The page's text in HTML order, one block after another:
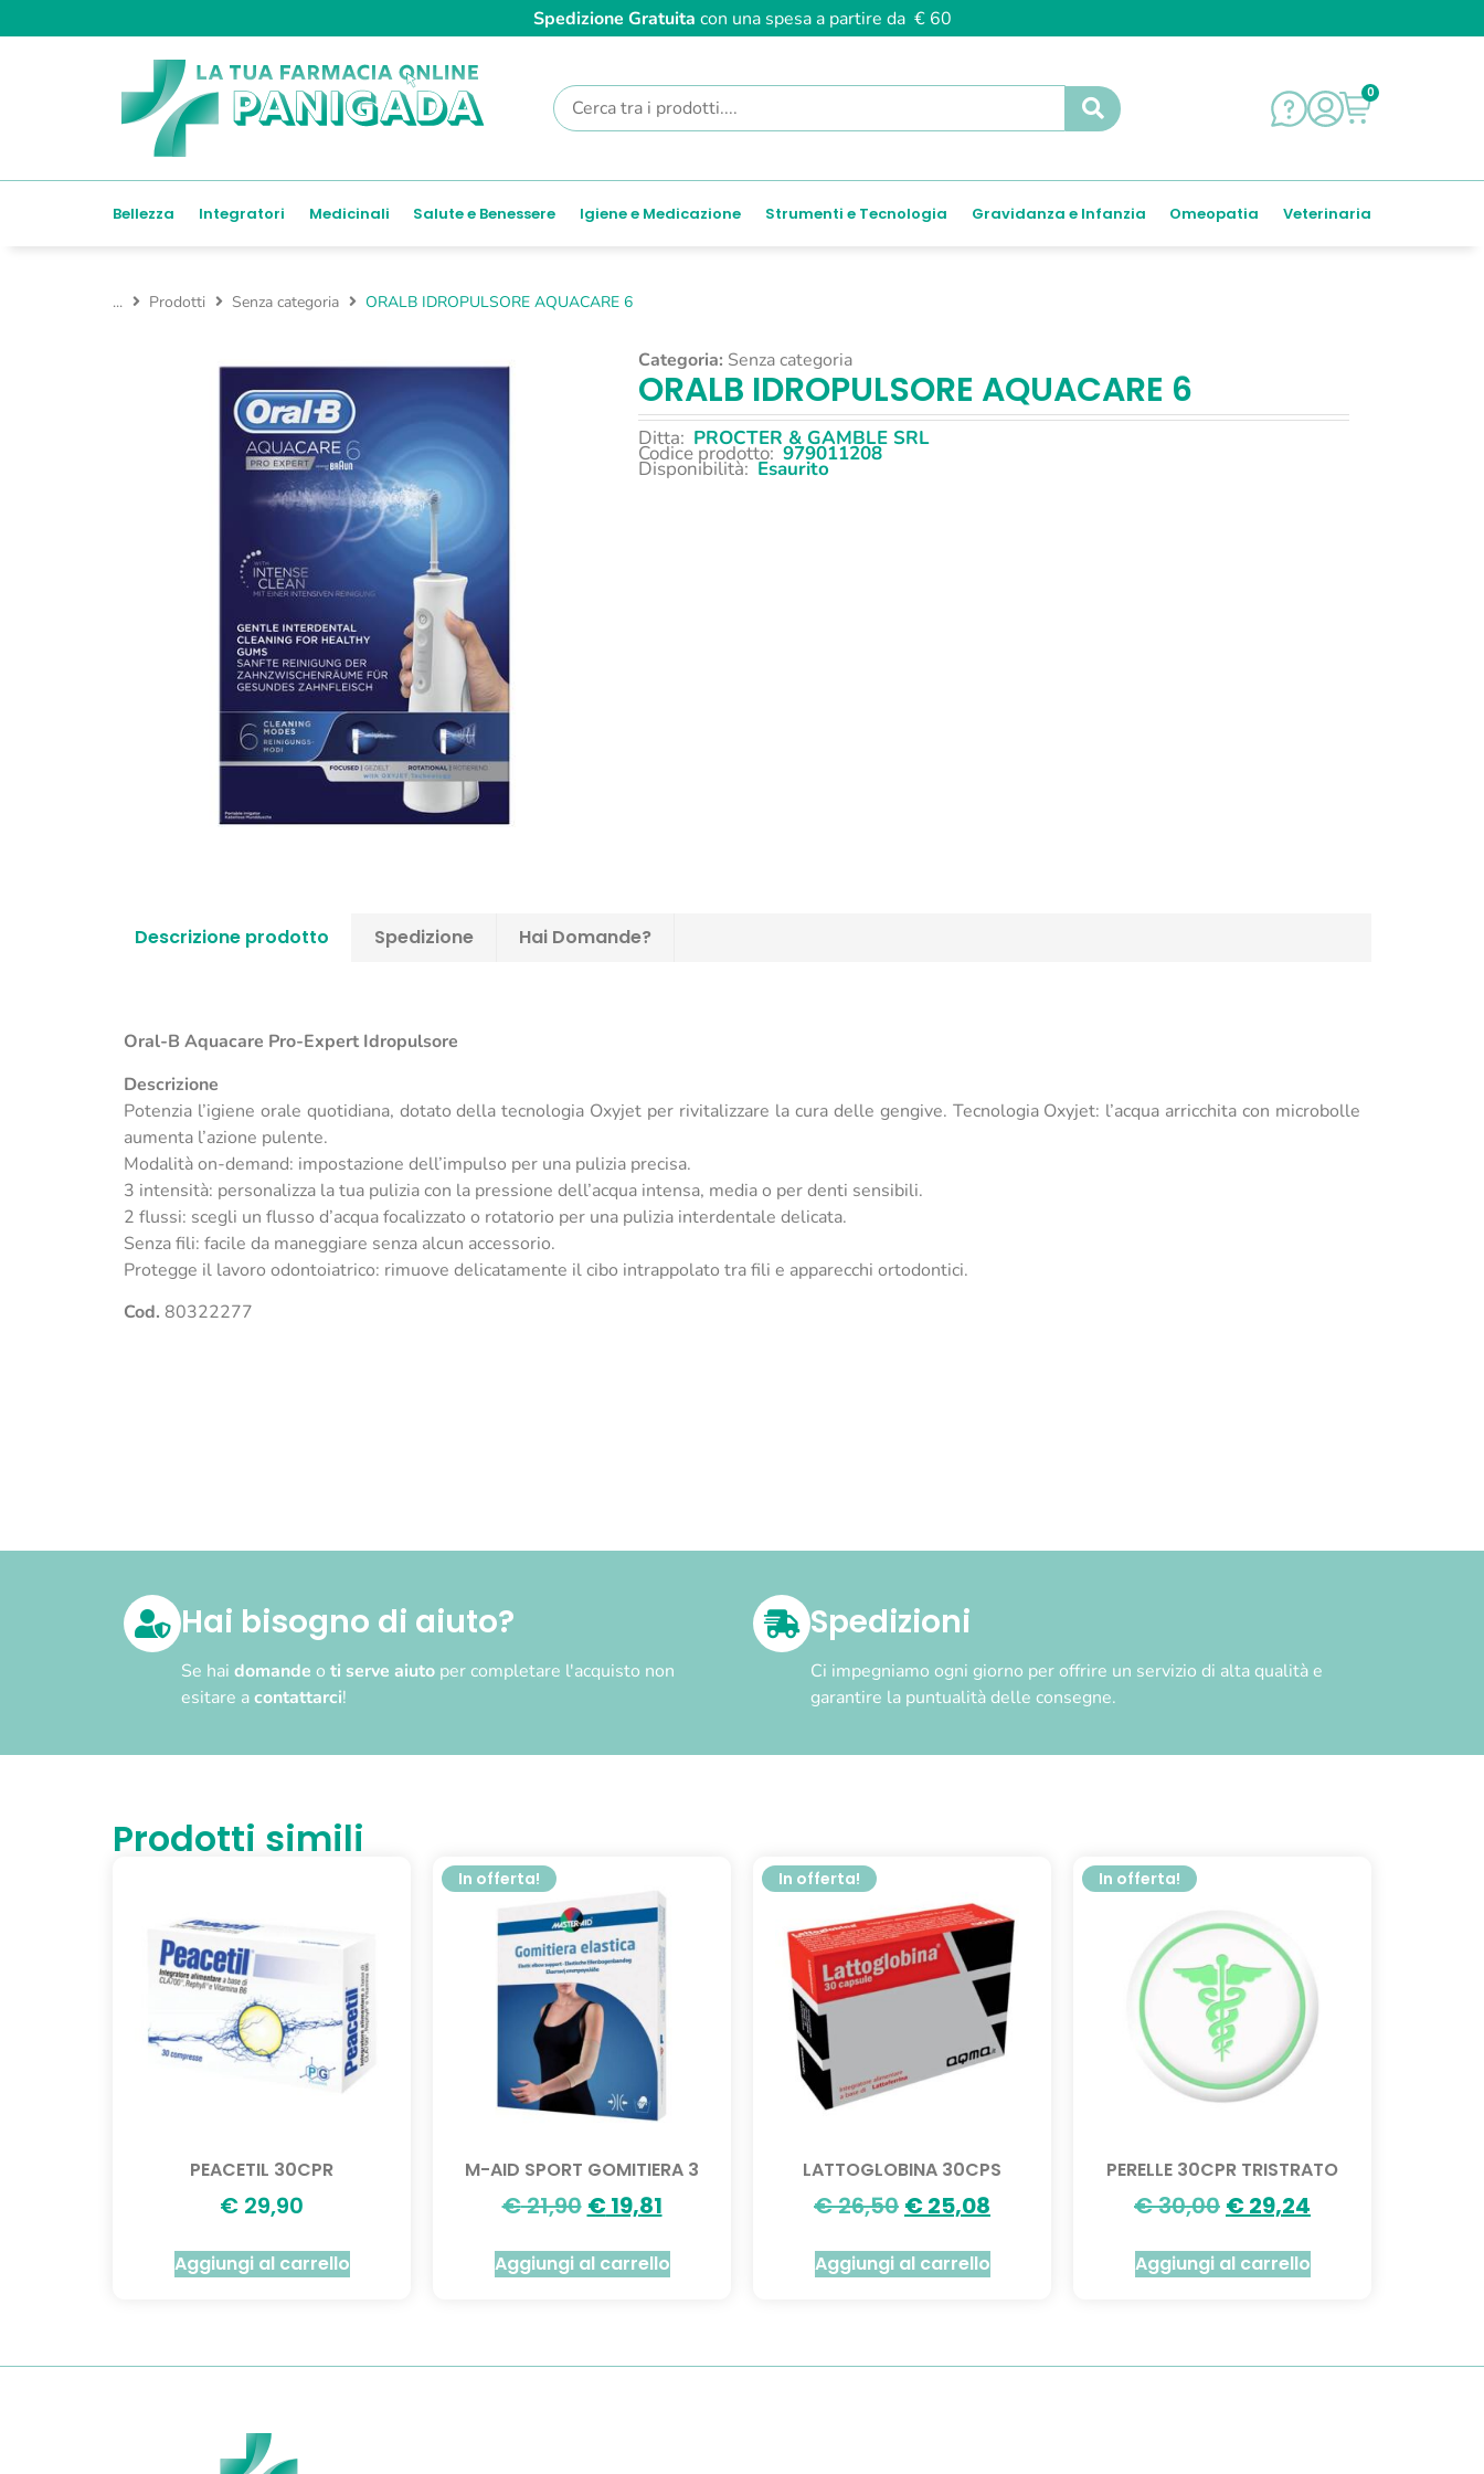
Spedizione Gratuita con una spesa a partire da € 60
0
Bellezza Integratori Medicinali Salute e Benessere Igiene e Medicazione Strumenti e Tecnologia Gravidanza e Infanzia Omeopatia Veterinaria
... Prodotti Senza categoria ORALB IDROPULSORE AQUACARE 6
Categoria: Senza categoria
ORALB IDROPULSORE AQUACARE 6
Ditta: PROCTER & GAMBLE SRL
Codice prodotto: 979011208
Disponibilità: Esaurito
Descrizione prodotto Spedizione Hai Domande?
Oral-B Aquacare Pro-Expert Idropulsore
Descrizione
Potenzia l’igiene orale quotidiana, dotato della tecnologia Oxyjet per rivitalizzare la cura delle gengive. Tecnologia Oxyjet: l’acqua arricchita con microbolle
aumenta l’azione pulente.
Modalità on-demand: impostazione dell’impulso per una pulizia precisa.
3 intensità: personalizza la tua pulizia con la pressione dell’acqua intensa, media o per denti sensibili.
2 flussi: scegli un flusso d’acqua focalizzato o rotatorio per una pulizia interdentale delicata.
Senza fili: facile da maneggiare senza alcun accessorio.
Protegge il lavoro odontoiatrico: rimuove delicatamente il cibo intrappolato tra fili e apparecchi ortodontici.
Cod. 80322277
Hai bisogno di aiuto?
Se hai domande o ti serve aiuto per completare l'acquisto non
esitare acontattarci!
Spedizioni
Ci impegniamo ogni giorno per offrire un servizio di alta qualità e
garantire la puntualità delle consegne.
Prodotti simili
PEACETIL 30CPR
€ 29,90
Aggiungi al carrello
In offerta!
M-AID SPORT GOMITIERA 3
€21,90 €19,81
Aggiungi al carrello
In offerta!
LATTOGLOBINA 30CPS
€26,50 €25,08
Aggiungi al carrello
In offerta!
PERELLE 30CPR TRISTRATO
€30,00 €29,24
Aggiungi al carrello